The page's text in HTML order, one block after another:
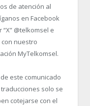
de atención al
en Facebook
@telkomsel e
con nuestro
MyTelkomsel.
este comunicado
solo se
cotejarse con el